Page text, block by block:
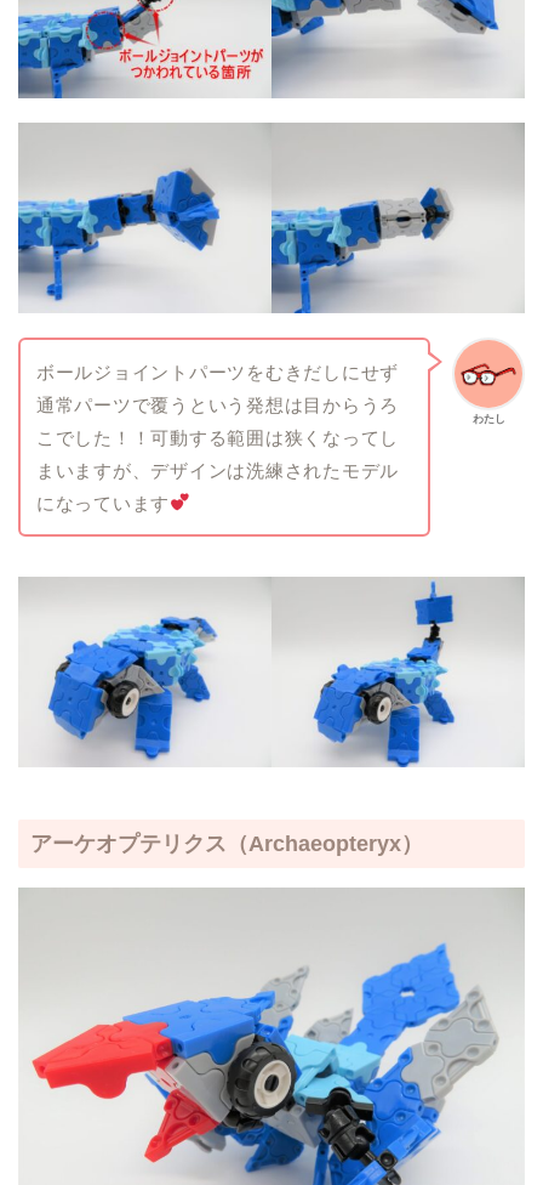
わたし
ボールジョイントパーツをむきだしにせず
通常パーツで覆うという発想は目からうろ
こでした！！可動する範囲は狭くなってし
まいますが、デザインは洗練されたモデル
になっています
アーケオプテリクス （Archaeopteryx）